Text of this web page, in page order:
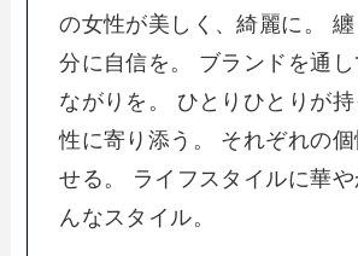
の女性が美しく、綺麗に。 纏
分に自信を。 ブランドを通
ながりを。 ひとりひとりが
性に寄り添う。 それぞれの
せる。 ライフスタイルに華
んなスタイル。